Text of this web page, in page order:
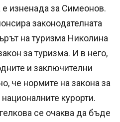
изненада за Симеонов.
законодателната
на туризма Николина
за туризма. И в него,
и заключителни
че нормите на закона за
курорти.
се очаква да бъде